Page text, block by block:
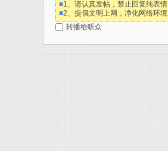
■1、请认真发帖，禁止回复纯表
■2、提倡文明上网，净化网络环
转播给听众